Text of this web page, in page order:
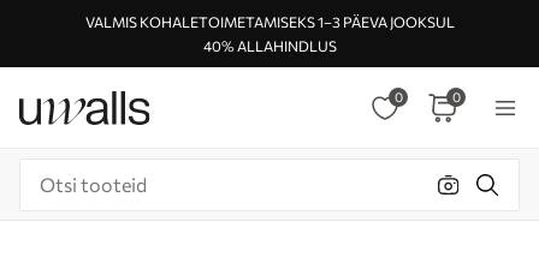
VALMIS KOHALETOIMETAMISEKS 1–3 PÄEVA JOOKSUL
40% ALLAHINDLUS
0 0